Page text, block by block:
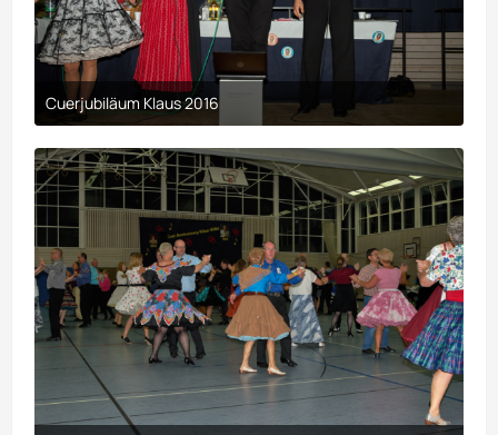
Cuerjubiläum Klaus 2016
9. April 2017 um 00:29